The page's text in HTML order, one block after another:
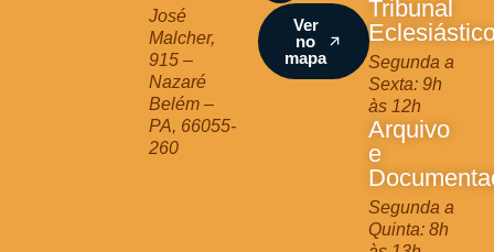
José
Malcher,
915 –
Nazaré
Belém –
PA, 66055-
260
mVer
no
mapa
Tribunal
Segunda a
Sexta: 9h
às 12h
Arquivo
e
Segunda a
Quinta: 8h